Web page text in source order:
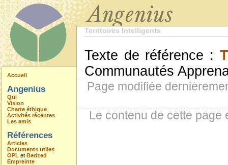
Accueil
Angenius
Qui
Vision
Charte éthique
Activités récentes
Les amis
Références
Articles
Documents utiles
OPL et Bedzed
Empreinte
Territoires Intelligents
Texte de référence :
Communautés
Page modifiée
Le contenu de cette